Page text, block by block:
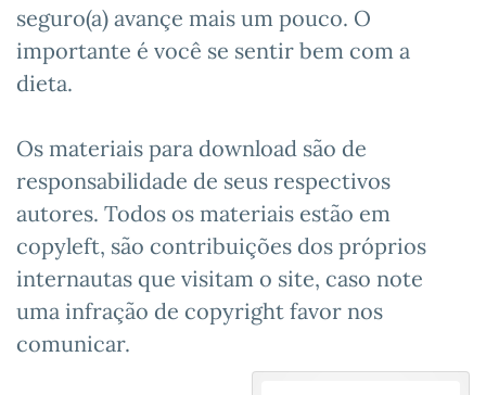
seguro(a) avançe mais um pouco. O
importante é você se sentir bem com a
dieta.
Os materiais para download são de
responsabilidade de seus respectivos
autores. Todos os materiais estão em
copyleft, são contribuições dos próprios
internautas que visitam o site, caso note
uma infração de copyright favor nos
comunicar.